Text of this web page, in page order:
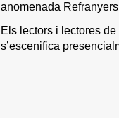
anomenada
Els lectors i lectores
s’escenifica